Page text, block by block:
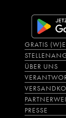
GRATIS
ÜBER UNS
PRESSE